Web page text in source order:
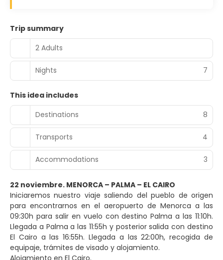
Trip summary
2 Adults
Nights 7
This idea includes
Destinations
8
Transports 4
Accommodations 3
22 noviembre. MENORCA – PALMA – EL CAIRO
Iniciaremos nuestro viaje saliendo del pueblo de origen
para encontrarnos en el aeropuerto de Menorca a las
09:30h para salir en vuelo con destino Palma a las 11:10h.
Llegada a Palma a las 11:55h y posterior salida con destino
El Cairo a las 16:55h. Llegada a las 22:00h, recogida de
equipaje, trámites de visado y alojamiento.
Alojamiento en El Cairo.